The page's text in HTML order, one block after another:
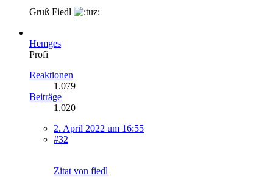
Gruß Fiedl
Hemges
Profi
Reaktionen
1.079
Beiträge
1.020
2. April 2022 um 16:55
#32
Zitat von fiedl